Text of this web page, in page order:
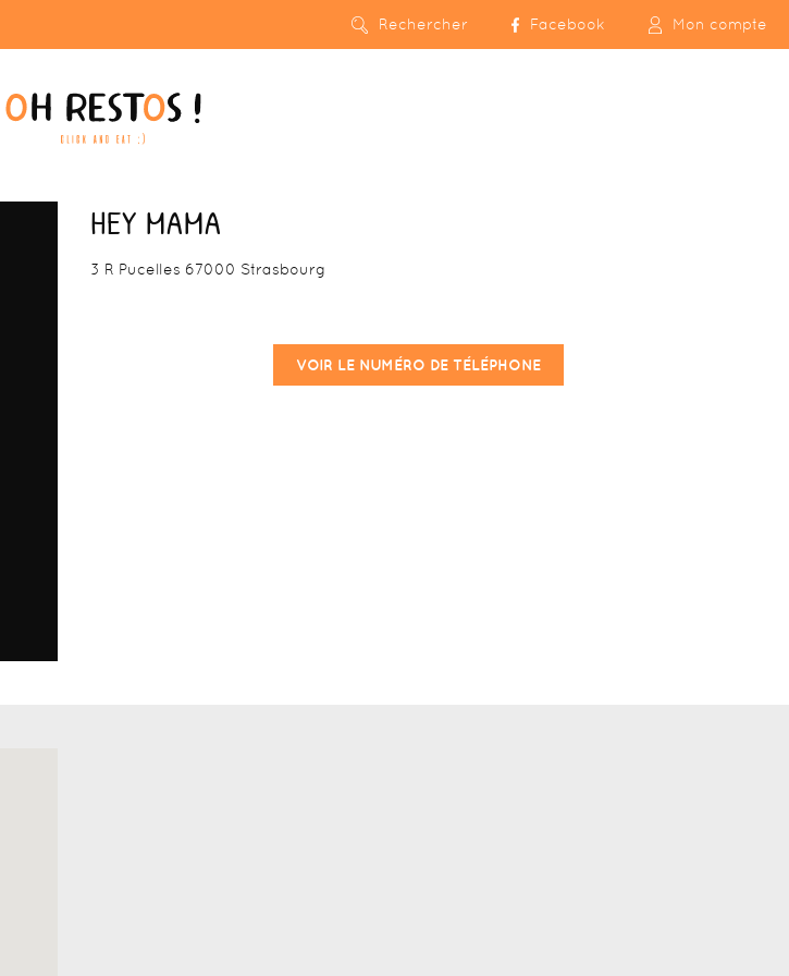
Rechercher Facebook Mon compte
HEY MAMA
3 R Pucelles 67000 Strasbourg
VOIR LE NUMÉRO DE TÉLÉPHONE